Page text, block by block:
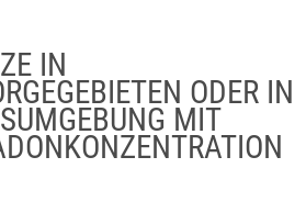
IN
ODER IN
MIT